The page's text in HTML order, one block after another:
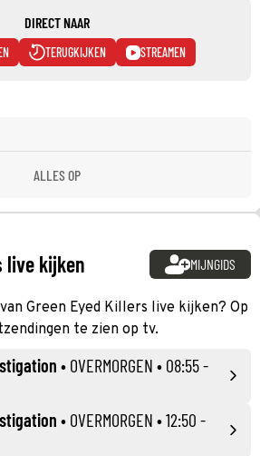
DIRECT NAAR
TERUGKIJKEN STREAMEN
ALLES OP
live kijken MIJNGIDS
Green Eyed Killers live kijken? Op
te zien op tv.
• OVERMORGEN • 08:55 -
• OVERMORGEN • 12:50 -